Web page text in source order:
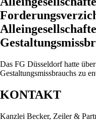
Das FG Düsseldorf hatte
Gestaltungsmissbrauchs zu
KONTAKT
Kanzlei Becker, Zeiler &